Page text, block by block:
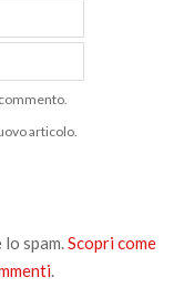
articolo.
spam.Scopri come
.